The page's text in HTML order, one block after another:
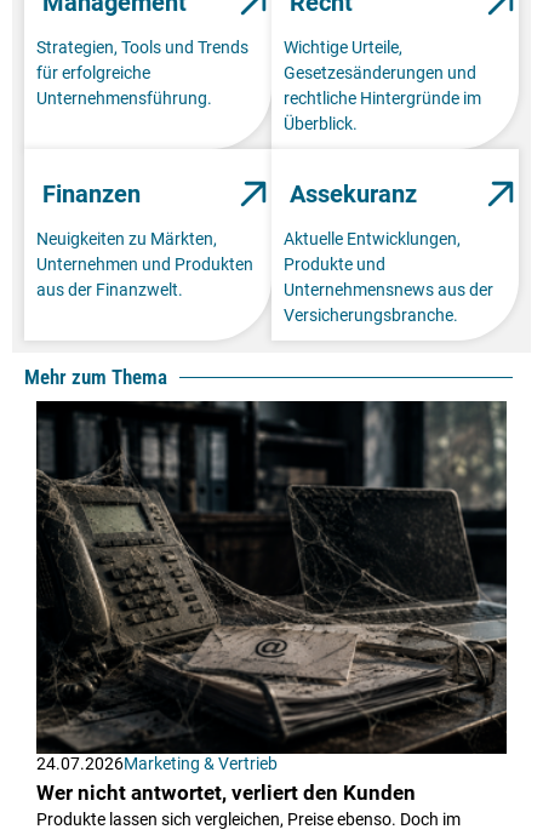
Strategien, Tools und Trends
für erfolgreiche
Unternehmensführung.
Wichtige Urteile,
Gesetzesänderungen und
rechtliche Hintergründe im
Überblick.
Finanzen
Neuigkeiten zu Märkten,
Unternehmen und Produkten
aus der Finanzwelt.
Assekuranz
Aktuelle Entwicklungen,
Produkte und
Unternehmensnews aus der
Versicherungsbranche.
Mehr zum Thema
24.07.2026Marketing & Vertrieb
Wer nicht antwortet, verliert den Kunden
Produkte lassen sich vergleichen, Preise ebenso. Doch im